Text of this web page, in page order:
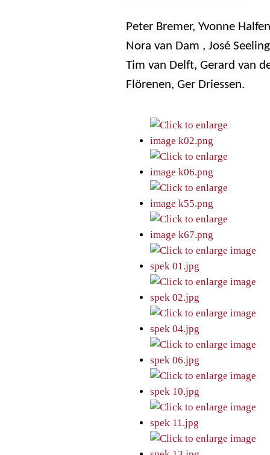
Peter Bremer, Yvonne
Nora van Dam , José
Tim van Delft, Gerard van
Flörenen, Ger Driessen.